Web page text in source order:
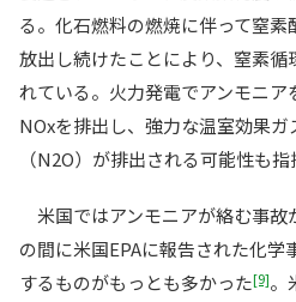
る。化石燃料の燃焼に伴って窒
放出し続けたことにより、窒素循
れている。火力発電でアンモニ
NOxを排出し、強力な温室効果
（N2O）が排出される可能性も
米国ではアンモニアが絡む事故
の間に米国EPAに報告された化学
するものがもっとも多かった[9]。